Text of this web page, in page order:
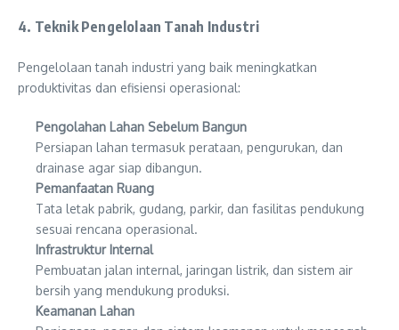
4. Teknik Pengelolaan Tanah Industri
Pengelolaan tanah industri yang baik meningkatkan
produktivitas dan efisiensi operasional:
Pengolahan Lahan Sebelum Bangun
Persiapan lahan termasuk perataan, pengurukan, dan
drainase agar siap dibangun.
Pemanfaatan Ruang
Tata letak pabrik, gudang, parkir, dan fasilitas pendukung
sesuai rencana operasional.
Infrastruktur Internal
Pembuatan jalan internal, jaringan listrik, dan sistem air
bersih yang mendukung produksi.
Keamanan Lahan